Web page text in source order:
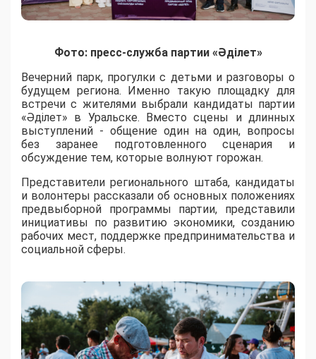
Фото: пресс-служба партии «Әділет»
Вечерний парк, прогулки с детьми и разговоры о
будущем региона. Именно такую площадку для
встречи с жителями выбрали кандидаты партии
«Әділет» в Уральске. Вместо сцены и длинных
выступлений - общение один на один, вопросы
без заранее подготовленного сценария и
обсуждение тем, которые волнуют горожан.
Представители регионального штаба, кандидаты
и волонтеры рассказали об основных положениях
предвыборной программы партии, представили
инициативы по развитию экономики, созданию
рабочих мест, поддержке предпринимательства и
социальной сферы.